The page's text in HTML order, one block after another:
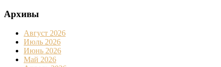
Архивы
Август 2026
Июль 2026
Июнь 2026
Май 2026